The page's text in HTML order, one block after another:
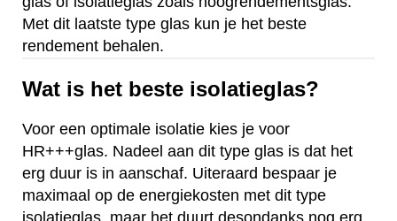
Met dit laatste type glas kun je het beste
rendement behalen.
Wat is het beste isolatieglas?
Voor een optimale isolatie kies je voor
HR+++glas. Nadeel aan dit type glas is dat het
erg duur is in aanschaf. Uiteraard bespaar je
maximaal op de energiekosten met dit type